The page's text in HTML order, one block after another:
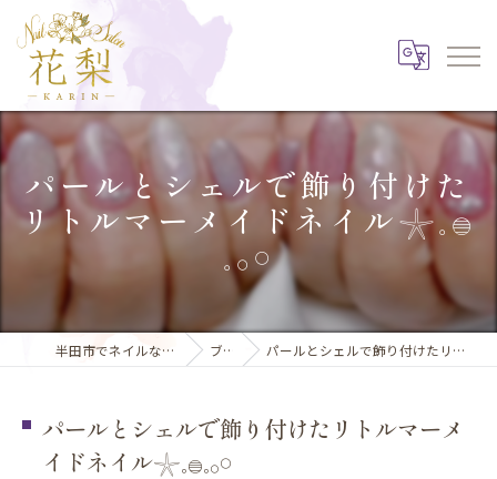
パールとシェルで飾り付けた
リトルマーメイドネイル𓇼𓈒𓐍
𓈒𓂂𓏸
半田市でネイルならNail Salon 花梨 ブログ パールとシェルで飾り付けたリトルマーメイドネイル𓇼𓈒𓐍𓈒𓂂𓏸
パールとシェルで飾り付けたリトルマーメ
イドネイル𓇼𓈒𓐍𓈒𓂂𓏸